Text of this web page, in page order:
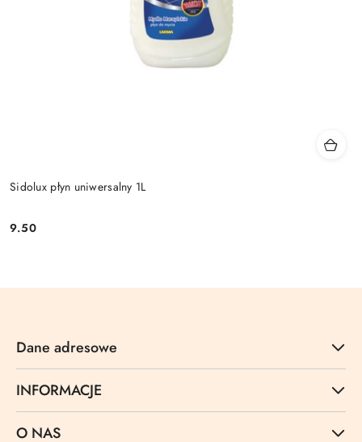
Sidolux płyn uniwersalny 1L
Cena:
9.50
Dane adresowe
INFORMACJE
O NAS